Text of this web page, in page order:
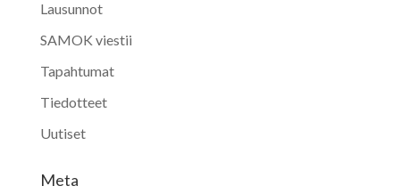
Lausunnot
SAMOK viestii
Tapahtumat
Tiedotteet
Uutiset
Meta